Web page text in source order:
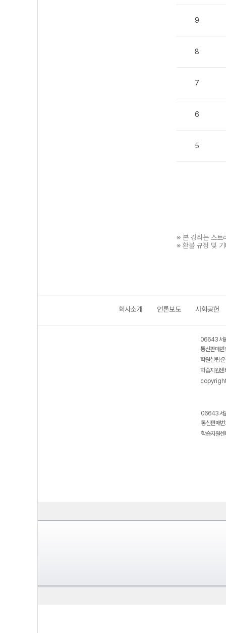
9
8
7
6
5
※ 본 강좌는 스트
※ 환불 규정 및
회사소개 언론보도 사회공헌
06643 서
통신판매
학원설립·
학습지원
06643 서
통신판매
학습지원